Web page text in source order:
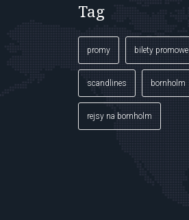
Tag
promy bilety promowe
scandlines bornholm
rejsy na bornholm